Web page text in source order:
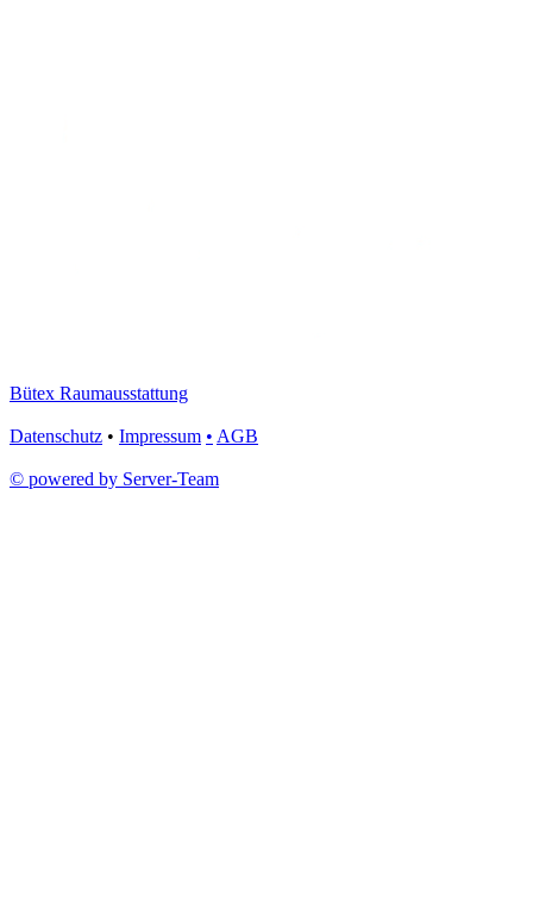
Bütex Raumausstattung
Datenschutz • Impressum • AGB
© powered by Server-Team